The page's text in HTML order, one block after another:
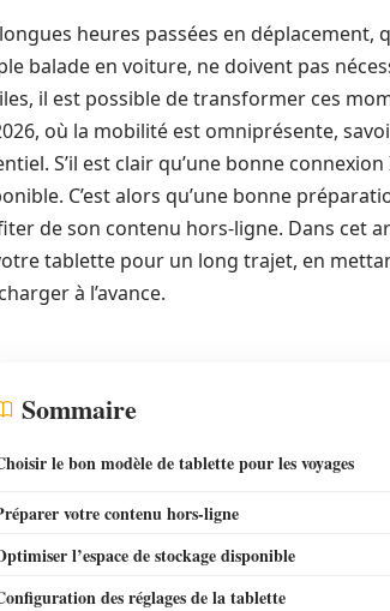
heures passées en déplacement,
balade en voiture, ne doivent pas
il est possible de transformer ces
où la mobilité est omniprésente,
S’il est clair qu’une bonne
C’est alors qu’une bonne
de son contenu hors-ligne. Dans cet
tablette pour un long trajet, en
à l’avance.
Sommaire
le bon modèle de tablette pour les voyages
votre contenu hors-ligne
l’espace de stockage disponible
des réglages de la tablette